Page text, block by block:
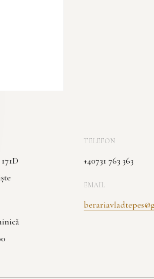
TELEFON
+40731 763 363
EMAIL